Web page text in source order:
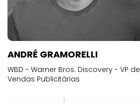
ANDRÉ GRAMORELLI
WBD - Warner Bros. Discovery - VP de
Vendas Publicitárias